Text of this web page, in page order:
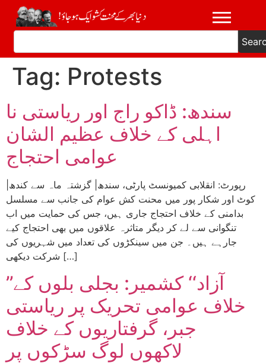
Tag: Protests
سندھ: ڈاکو راج اور ریاستی نا
اہلی کے خلاف عظیم الشان
عوامی احتجاج
کوٹ اور شکار پور میں محنت کش عوام کی جانب سے مسلسل
بدامنی کے خلاف احتجاج جاری ہیں، جس کی حمایت میں اب
تنگوانی سے لے کر دیگر متاثرہ علاقوں میں بھی احتجاج کیے
جارہے ہیں۔ جن میں سینکڑوں کی تعداد میں شہریوں کی
شرکت دیکھی […]
’’آزاد‘‘ کشمیر: بجلی بلوں کے
خلاف عوامی تحریک پر ریاستی
جبر، گرفتاریوں کے خلاف
لاکھوں لوگ سڑکوں پر